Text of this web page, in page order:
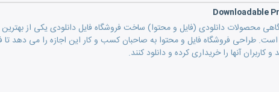
Downloadable
محصولات دانلودی (فایل و محتوا) ساخت فروشگاه فایل دانلودی یکی از
است. طراحی فروشگاه فایل و محتوا به صاحبان کسب و کار این اجازه را می دهد
کاربران آنها را خریداری کرده و دانلود کنند.